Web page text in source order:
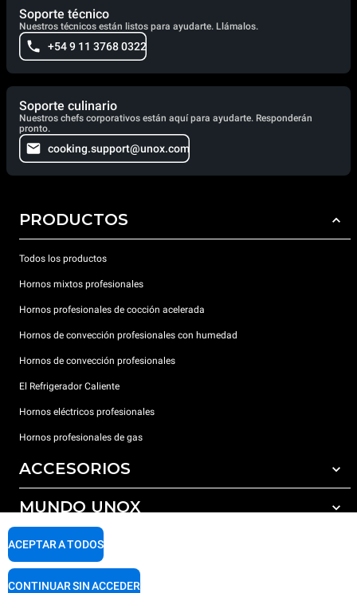
Soporte técnico
Nuestros técnicos están listos para ayudarte. Llámalos.
+54 9 11 3768 0322
Soporte culinario
Nuestros chefs corporativos están aquí para ayudarte. Responderán
pronto.
cooking.support@unox.com
PRODUCTOS
Todos los productos
Hornos mixtos profesionales
Hornos profesionales de cocción acelerada
Hornos de convección profesionales con humedad
Hornos de convección profesionales
El Refrigerador Caliente
Hornos eléctricos profesionales
Hornos profesionales de gas
ACCESORIOS
Todos los accesorios
Detergentes para lavado automático
Detergentes para lavado manual
Tratamiento de agua con filtros de resina
MUNDO UNOX
Nuestras sedes en el mundo
SOPORTE
Garantía Unox
ACEPTAR A TODOS
CONTINUAR SIN ACCEDER